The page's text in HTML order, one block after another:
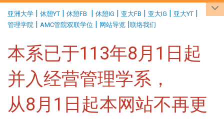
亚洲大学 | 休憩YT | 休憩FB | 休憩IG | 亚大FB | 亚大IG | 亚大YT |
管理学院 | AMC管院双联学位 | 网站导览 |联络我们
本系已于113年8月1日起
并入经营管理学系，
从8月1日起本网站不再更